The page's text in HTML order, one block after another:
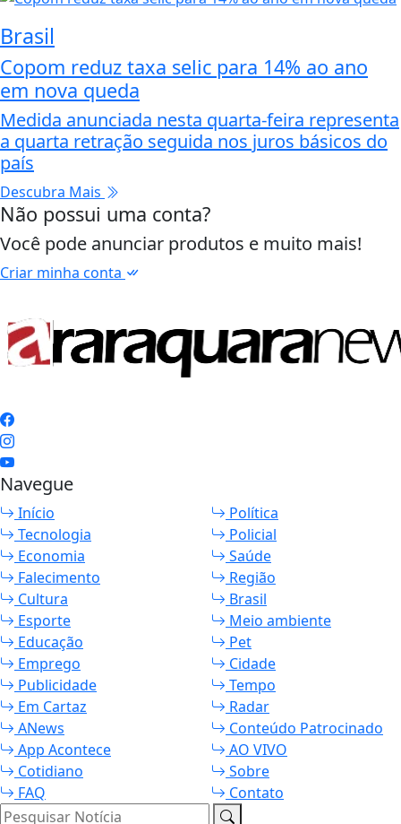
Brasil
Copom reduz taxa selic para 14% ao ano
em nova queda
Medida anunciada nesta quarta-feira representa
a quarta retração seguida nos juros básicos do
país
Descubra Mais
Não possui uma conta?
Você pode anunciar produtos e muito mais!
Criar minha conta
Navegue
Início
Política
Tecnologia
Policial
Economia
Saúde
Falecimento
Região
Cultura
Brasil
Esporte
Meio ambiente
Educação
Pet
Emprego
Cidade
Publicidade
Tempo
Em Cartaz
Radar
ANews
Conteúdo Patrocinado
App Acontece
AO VIVO
Cotidiano
Sobre
FAQ
Contato
Pesquisar Notícia